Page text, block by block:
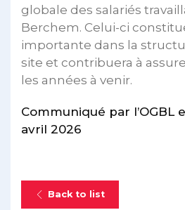
globale des salariés
Berchem. Celui-ci
importante dans la
site et contribuera à
les années à venir.
Communiqué par l’OGBL
avril 2026
Back to list